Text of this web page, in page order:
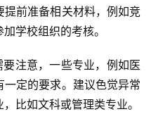
前准备相关材料，例如竞
学校组织的考核。
注意，一些专业，例如医
定的要求。建议色觉异常
比如文科或管理类专业。